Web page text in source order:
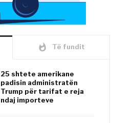
whatshot Të fundit
25 shtete amerikane
padisin administratën
Trump për tarifat e reja
ndaj importeve